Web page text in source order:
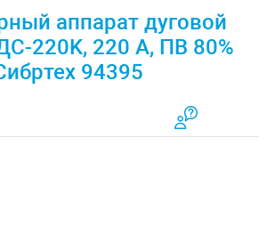
аппарат дуговой
220K, 220 А, ПВ 80%
94395